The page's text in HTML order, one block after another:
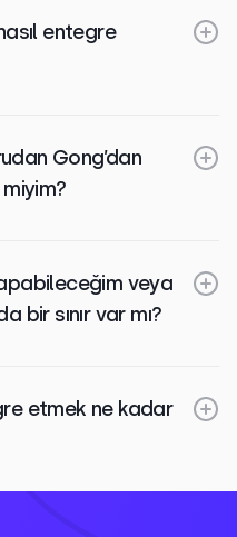
entegre
Gong’dan
veya
bir sınır var mı?
etmek ne kadar